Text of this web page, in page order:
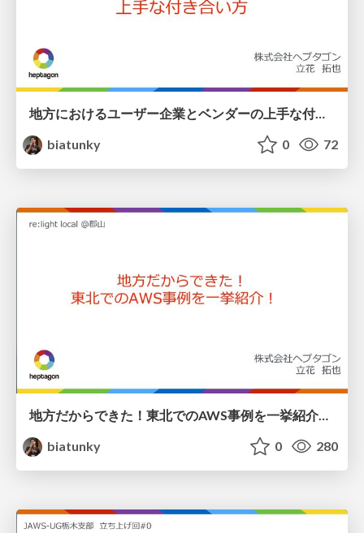
地方におけるユーザー企業とベンダーの上手な付き合い方 / osh2026-tachibana
biatunky
0 72
地方だからできた！東北でのAWS事例を一挙紹介！/ relight local Koriyama
biatunky
0 280